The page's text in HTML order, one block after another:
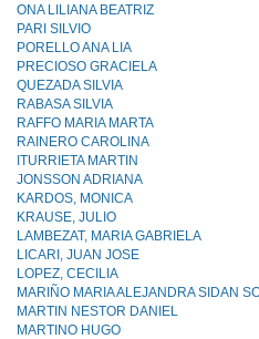
ONA LILIANA BEATRIZ
PARI SILVIO
PORELLO ANA LIA
PRECIOSO GRACIELA
QUEZADA SILVIA
RABASA SILVIA
RAFFO MARIA MARTA
RAINERO CAROLINA
ITURRIETA MARTIN
JONSSON ADRIANA
KARDOS, MONICA
KRAUSE, JULIO
LAMBEZAT, MARIA GABRIELA
LICARI, JUAN JOSE
LOPEZ, CECILIA
MARIÑO MARIA ALEJANDRA SIDAN
MARTIN NESTOR DANIEL
MARTINO HUGO